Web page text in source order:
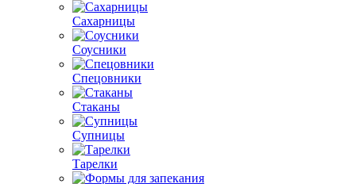
Сахарницы
Соусники
Спецовники
Стаканы
Супницы
Тарелки